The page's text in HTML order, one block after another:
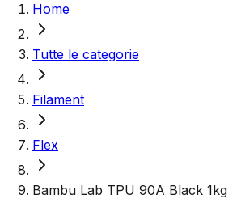
Home
Tutte le categorie
Filament
Flex
Bambu Lab TPU 90A Black 1kg